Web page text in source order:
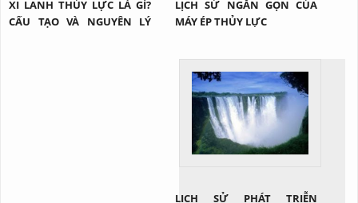
XI LANH THỦY LỰC LÀ GÌ?
CẤU TẠO VÀ NGUYÊN LÝ
LỊCH SỬ NGẮN GỌN CỦA
MÁY ÉP THỦY LỰC
LỊCH SỬ PHÁT TRIỄN